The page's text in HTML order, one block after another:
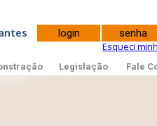
Esqueci
Legislação Fale